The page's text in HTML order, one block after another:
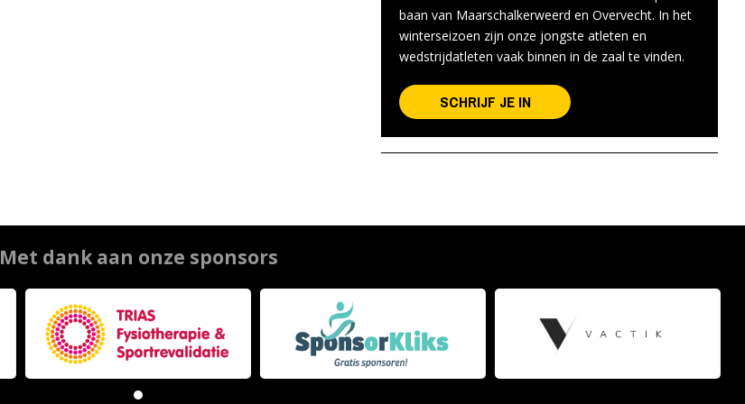
baan van Maarschalkerweerd en Overvecht. In het
winterseizoen zijn onze jongste atleten en
wedstrijdatleten vaak binnen in de zaal te vinden.
SCHRIJF JE IN
Met dank aan onze sponsors